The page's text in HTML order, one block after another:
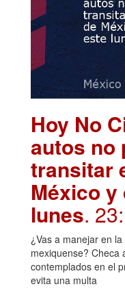
Hoy No
autos no
transitar
México y
lunes.
¿Vas a manejar en
mexiquense? Checa
contemplados en el
evita una multa